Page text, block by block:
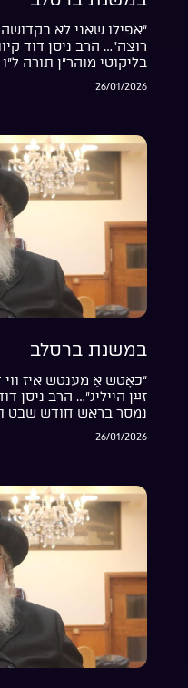
“אפילו שאני לא בקדושה
רוצה”… הרב ניסן דוד
בליקוטי מוהר”ן תורה ל”ו שיעור 2
26/01/2026
במשנת ברסלב
“כאָטש אַ מענטש איז ווי
זײַן הייליג”… הרב ניסן
נמסר בראש חודש שבט
26/01/2026